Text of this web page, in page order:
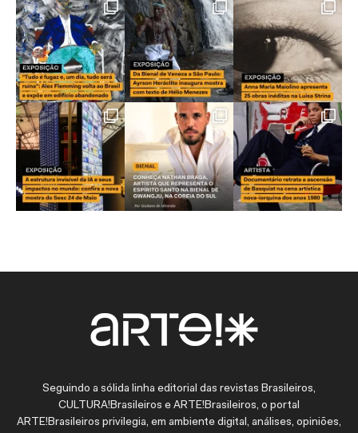
Seguindo a sólida linha editorial das revistas Brasileiros,
CULTURA!Brasileiros e ARTE!Brasileiros, o portal
ARTE!Brasileiros privilegia, em ambiente digital, análises, opiniões,